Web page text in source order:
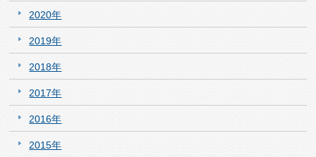
2020年
2019年
2018年
2017年
2016年
2015年